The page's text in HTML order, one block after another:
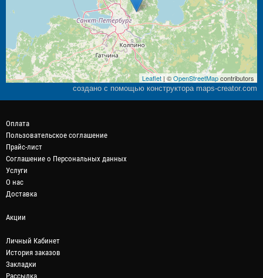
Leaflet| ©OpenStreetMapcontributors
создано с помощью конструктора maps-creator.com
Оплата
Пользовательское соглашение
Прайс-лист
Соглашение о Персональных данных
Услуги
О нас
Доставка
Акции
Личный Кабинет
История заказов
Закладки
Рассылка